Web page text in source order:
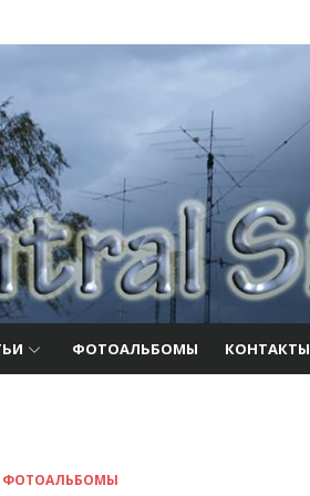
ФОТОАЛЬБОМЫ КОНТАКТЫ
ФОТОАЛЬБОМЫ